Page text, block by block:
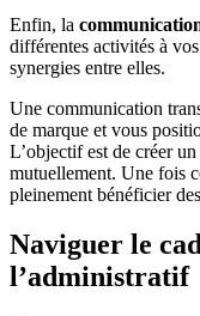
Enfin, la
différentes activités à
synergies entre elles.
Une communication
de marque et vous
L’objectif est de créer
mutuellement. Une fois
pleinement bénéficier
Naviguer le
l’administratif